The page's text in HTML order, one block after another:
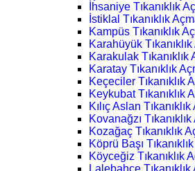
İhsaniye Tıkanıklık
İstiklal Tıkanıklık
Kampüs Tıkanıklık
Karahüyük
Karakulak Tıkanıklık
Karatay Tıkanıklık
Keçeciler Tıkanıklık
Keykubat Tıkanıklık
Kılıç Aslan
Kovanağzı
Kozağaç Tıkanıklık
Köprü Başı
Köyceğiz Tıkanıklık